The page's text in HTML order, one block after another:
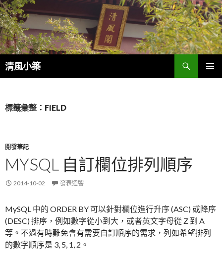
清風小築
搜
尋
容
標籤彙整：FIELD
開發筆記
MYSQL 自訂欄位排列順序
2014-10-02 發表迴響
MySQL 中的 ORDER BY 可以針對欄位進行升序 (ASC) 或降序
(DESC) 排序，例如數字從小到大，或者英文字母從 Z 到 A
等。不過有時難免會有需要自訂順序的需求，列如希望排列
的數字順序是 3, 5, 1, 2。